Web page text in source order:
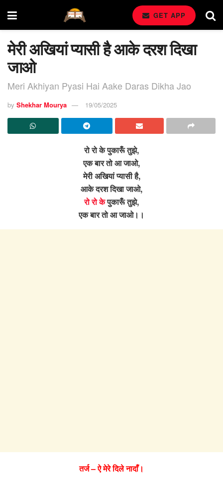
GET APP
मेरी अखियां प्यासी है आके दरश दिखा
जाओ
Meri Akhiyan Pyasi Hai Aake Daras Dikha Jao
by Shekhar Mourya 19/05/2025
रो रो के पुकारूँ तुझे,
एक बार तो आ जाओ,
मेरी अखियां प्यासी है,
आके दरश दिखा जाओ,
रो रो केपुकारूँ तुझे,
एक बार तो आ जाओ।।
तर्ज – ऐ मेरे दिले नादाँ।